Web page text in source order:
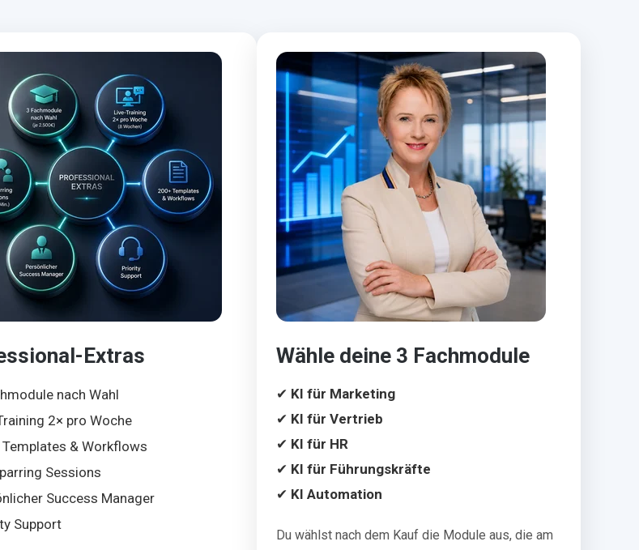
Extras
nach Wahl
2× pro Woche
& Workflows
Sessions
Success Manager
Support
Wähle deine 3 Fachmodule
✔ KI für Marketing
✔ KI für Vertrieb
✔ KI für HR
✔ KI für Führungskräfte
✔ KI Automation
Du wählst nach dem Kauf die Module aus, die am